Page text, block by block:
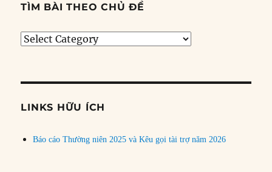
TÌM BÀI THEO CHỦ ĐỀ
Tìm
đề
LINKS HỮU ÍCH
Báo cáo Thường niên 2025 và Kêu gọi tài trợ năm 2026